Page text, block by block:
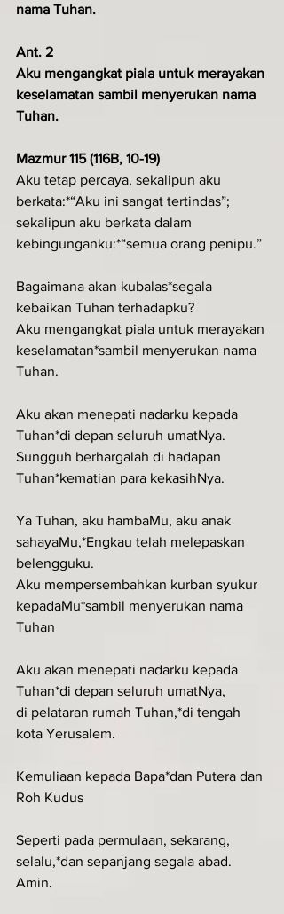
nama Tuhan.
Ant. 2
Aku mengangkat piala untuk merayakan
keselamatan sambil menyerukan nama
Tuhan.
Mazmur 115 (116B, 10-19)
Aku tetap percaya, sekalipun aku
berkata:*“Aku ini sangat tertindas”;
sekalipun aku berkata dalam
kebingunganku:*“semua orang penipu.”
Bagaimana akan kubalas*segala
kebaikan Tuhan terhadapku?
Aku mengangkat piala untuk merayakan
keselamatan*sambil menyerukan nama
Tuhan.
Aku akan menepati nadarku kepada
Tuhan*di depan seluruh umatNya.
Sungguh berhargalah di hadapan
Tuhan*kematian para kekasihNya.
Ya Tuhan, aku hambaMu, aku anak
sahayaMu,*Engkau telah melepaskan
belengguku.
Aku mempersembahkan kurban syukur
kepadaMu*sambil menyerukan nama
Tuhan
Aku akan menepati nadarku kepada
Tuhan*di depan seluruh umatNya,
di pelataran rumah Tuhan,*di tengah
kota Yerusalem.
Kemuliaan kepada Bapa*dan Putera dan
Roh Kudus
Seperti pada permulaan, sekarang,
selalu,*dan sepanjang segala abad.
Amin.